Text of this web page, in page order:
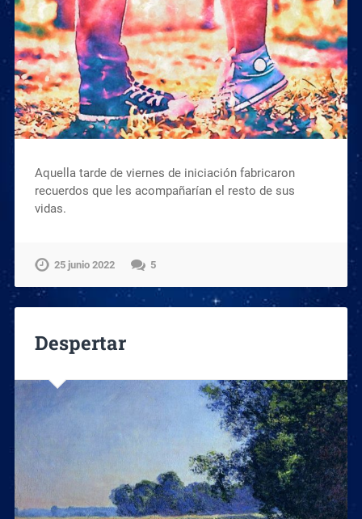
Aquella tarde de viernes de iniciación fabricaron
recuerdos que les acompañarían el resto de sus
vidas.
25 junio 2022 5
Despertar